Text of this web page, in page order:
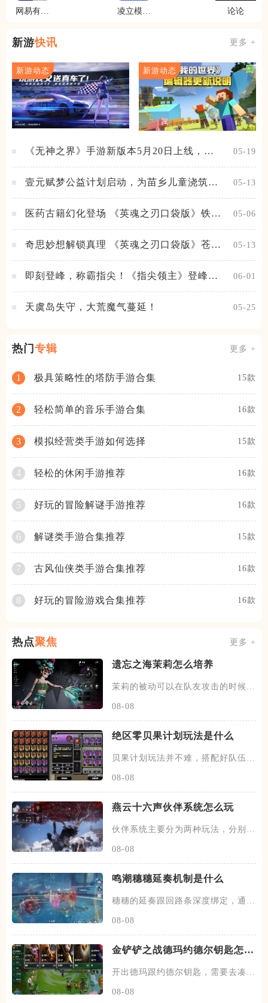
网易有道
凌立模拟
论论
新游快讯 更多 +
新游动态 新游动态
《无神之界》手游新版本5月20日上线，女
05-19
壹元赋梦公益计划启动，为苗乡儿童浇筑梦
05-13
医药古籍幻化登场 《英魂之刃口袋版》铁扇
05-06
奇思妙想解锁真理 《英魂之刃口袋版》苍天
05-13
即刻登峰，称霸指尖！《指尖领主》登峰测
06-01
天虞岛失守，大荒魔气蔓延！ 05-25
热门 专辑 更多 +
1 极具策略性的塔防手游合集 15款
2 轻松简单的音乐手游合集 16款
3 模拟经营类手游如何选择 15款
4 轻松的休闲手游推荐 16款
5 好玩的冒险解谜手游推荐 16款
6 解谜类手游合集推荐 15款
7 古风仙侠类手游合集推荐 16款
8 好玩的冒险游戏合集推荐 16款
热点聚焦 更多 +
遗忘之海茉莉怎么培养
茉莉的被动可以在队友攻击的时候，
08-08
绝区零贝果计划玩法是什么
贝果计划玩法并不难，搭配好队伍和
08-08
燕云十六声伙伴系统怎么玩
伙伴系统主要分为两种玩法，分别是
08-08
鸣潮穗穗延奏机制是什么
穗穗的延奏跟回路条深度绑定，通过
08-08
金铲铲之战德玛约德尔钥匙怎么
开出德玛跟约德尔钥匙，需要去凑约
08-08